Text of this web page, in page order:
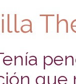
que